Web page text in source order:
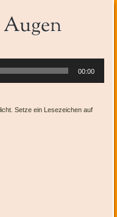
00:00
Setze ein Lesezeichen auf